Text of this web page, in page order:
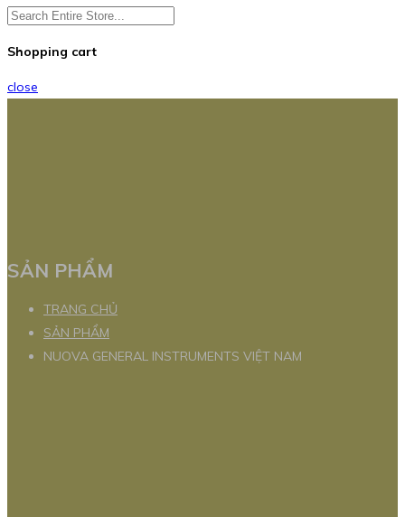
Shopping cart
close
SẢN PHẨM
TRANG CHỦ
SẢN PHẨM
NUOVA GENERAL INSTRUMENTS VIỆT NAM